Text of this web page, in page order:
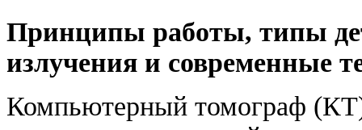
Принципы работы, типы
излучения и современные
Компьютерный томограф